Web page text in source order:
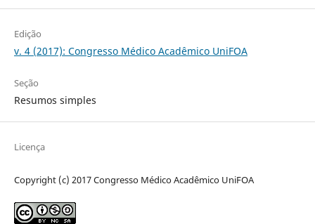
Edição
v. 4 (2017): Congresso Médico Acadêmico UniFOA
Seção
Resumos simples
Licença
Copyright (c) 2017 Congresso Médico Acadêmico UniFOA